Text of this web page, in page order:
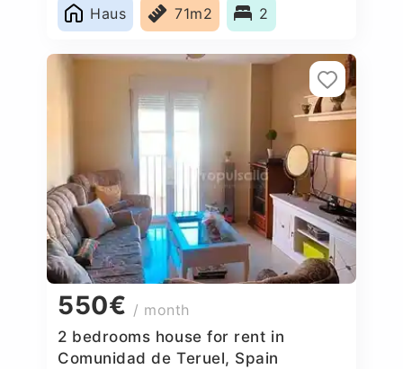
Haus
71m2 2
550€ / month
2 bedrooms house for rent in
Comunidad de Teruel, Spain